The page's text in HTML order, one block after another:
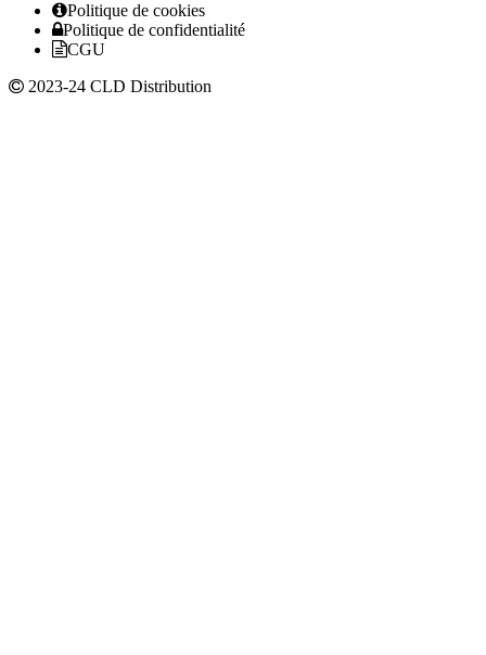
Politique de cookies
Politique de confidentialité
CGU
2023-24 CLD Distribution